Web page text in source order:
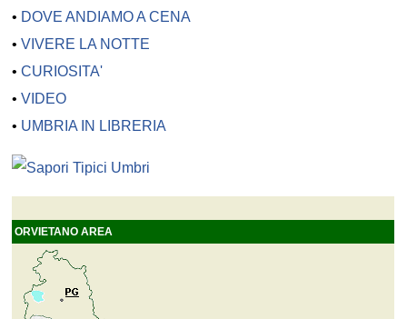
• DOVE ANDIAMO A CENA
•VIVERE LA NOTTE
•CURIOSITA'
•VIDEO
• UMBRIA IN LIBRERIA
ORVIETANO AREA